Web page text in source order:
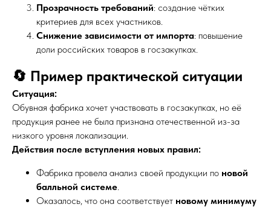
Прозрачность требований: создание чётких
критериев для всех участников.
Снижение зависимости от импорта: повышение
доли российских товаров в госзакупках.
🔄 Пример практической ситуации
Ситуация:
Обувная фабрика хочет участвовать в госзакупках, но её
продукция ранее не была признана отечественной из-за
низкого уровня локализации.
Действия после вступления новых правил:
Фабрика провела анализ своей продукции по новой
балльной системе.
Оказалось, что она соответствует новому минимуму